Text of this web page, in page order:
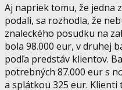
Aj napriek tomu, že jedna
podali, sa rozhodla, že
znaleckého posudku na
bola 98.000 eur, v druhej
podľa predstáv klientov.
potrebných 87.000 eur s
a splátkou 325 eur. Klienti